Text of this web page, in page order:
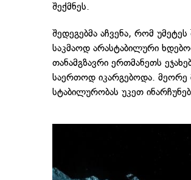
შექმნეს.
შედეგებმა აჩვენა, რომ
საკმაოდ არასტაბილური
თანამგზავრი ერთმანეთს
საერთოდ იკარგებოდა. მეორე
სტაბილურობას უკეთ